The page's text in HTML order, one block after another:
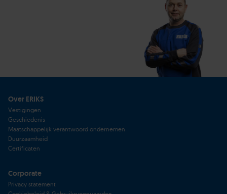
Over ERIKS
Vestigingen
Geschiedenis
Maatschappelijk verantwoord ondernemen
Duurzaamheid
Certificaten
Corporate
Privacy statement